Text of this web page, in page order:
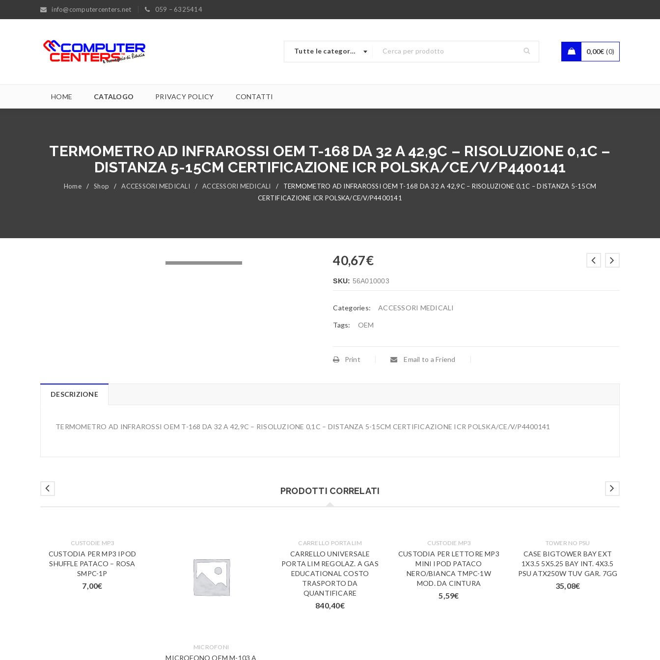
info@computercenters.net 059 – 6325414
Tutte le categorie 0,00€ 0
HOME CATALOGO PRIVACY POLICY CONTATTI
TERMOMETRO AD INFRAROSSI OEM T-168 DA 32 A 42,9C – RISOLUZIONE 0,1C –
DISTANZA 5-15CM CERTIFICAZIONE ICR POLSKA/CE/V/P4400141
Home / Shop / ACCESSORI MEDICALI / ACCESSORI MEDICALI /
TERMOMETRO AD INFRAROSSI OEM T-168 DA 32 A 42,9C – RISOLUZIONE 0,1C – DISTANZA 5-15CM
CERTIFICAZIONE ICR POLSKA/CE/V/P4400141
40,67€
SKU: 56A010003
Categories: ACCESSORI MEDICALI
Tags: OEM
Print Email to a Friend
DESCRIZIONE
TERMOMETRO AD INFRAROSSI OEM T-168 DA 32 A 42,9C – RISOLUZIONE 0,1C – DISTANZA 5-15CM CERTIFICAZIONE ICR POLSKA/CE/V/P4400141
PRODOTTI CORRELATI
CUSTODIE MP3
CUSTODIA PER MP3 IPOD
SHUFFLE PATACO – ROSA
SMPC-1P
7,00€
MICROFONI
MICROFONO OEM M-103 A
CARRELLO PORTA LIM
CARRELLO UNIVERSALE
PORTA LIM REGOLAZ. A GAS
EDUCATIONAL COSTO
TRASPORTO DA
QUANTIFICARE
840,40€
CUSTODIE MP3
CUSTODIA PER LETTORE MP3
MINI IPOD PATACO
NERO/BIANCA TMPC-1W
MOD. DA CINTURA
5,59€
TOWER NO PSU
CASE BIGTOWER BAY EXT
1X3.5 5X5.25 BAY INT. 4X3.5
PSU ATX250W TUV GAR. 7GG
35,08€